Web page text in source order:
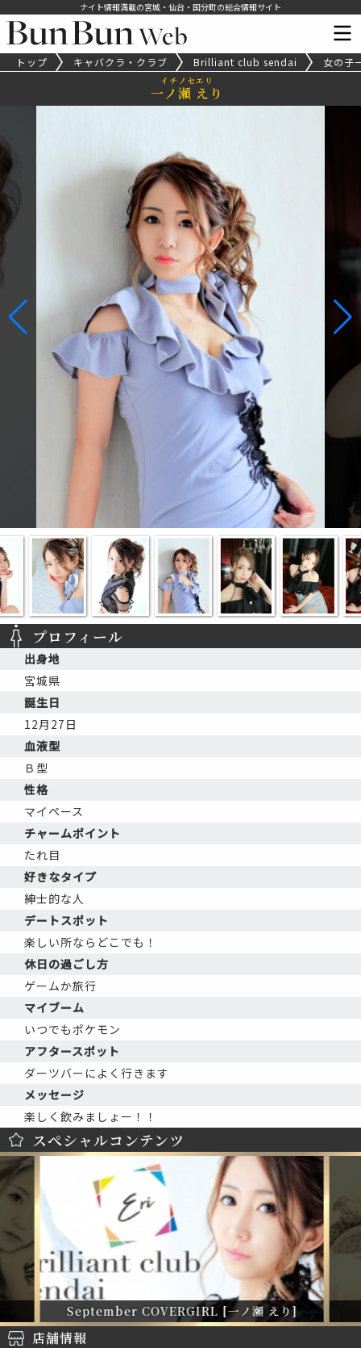
ナイト情報満載の宮城・仙台・国分町の総合情報サイト
トップ キャバクラ・クラブ Brilliant club sendai 女の子
一ノ瀬 えり
イチノセエリ
プロフィール
出身地
宮城県
誕生日
12月27日
血液型
Ｂ型
性格
マイペース
チャームポイント
たれ目
好きなタイプ
紳士的な人
デートスポット
楽しい所ならどこでも！
休日の過ごし方
ゲームか旅行
マイブーム
いつでもポケモン
アフタースポット
ダーツバーによく行きます
メッセージ
楽しく飲みましょー！！
スぺシャルコンテンツ
September COVERGIRL [一ノ瀬 えり]
店舗情報